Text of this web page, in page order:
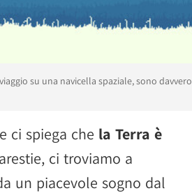
su una navicella spaziale, sono davvero
ci spiega che la Terra è
ci troviamo a
un piacevole sogno dal